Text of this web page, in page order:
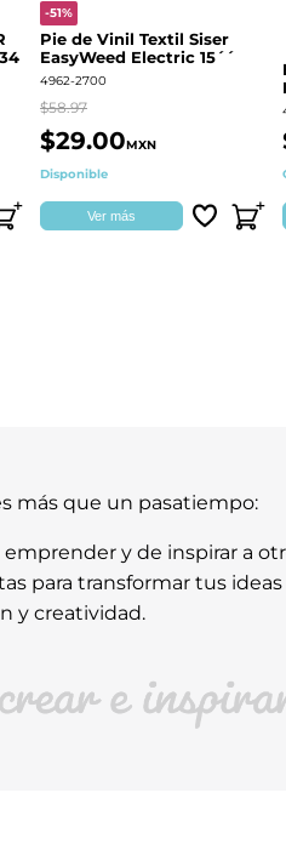
-51%
Pie de Vinil Textil Siser
EasyWeed Electric 15´´
4962-2700
$58.97
$29.00MXN
Disponible
Ver más
más que un pasatiempo:
y de inspirar a
para transformar tus ideas
y creatividad.